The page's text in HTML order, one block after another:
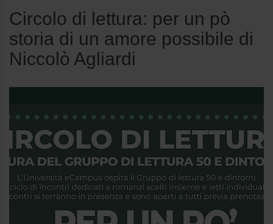
Circolo di lettura: per un pò
storia di un amore possibile di
Niccolò Agliardi